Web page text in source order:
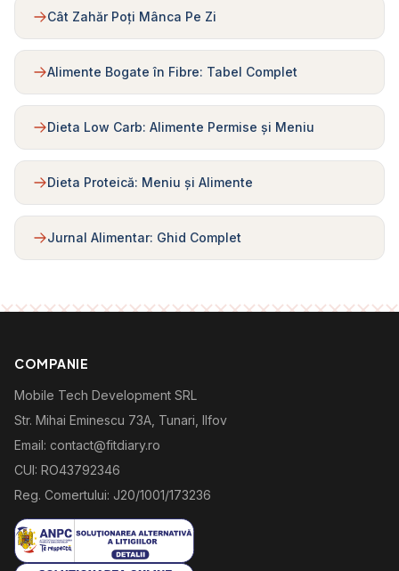
Cât Zahăr Poți Mânca Pe Zi
Alimente Bogate în Fibre: Tabel Complet
Dieta Low Carb: Alimente Permise și Meniu
Dieta Proteică: Meniu și Alimente
Jurnal Alimentar: Ghid Complet
COMPANIE
Mobile Tech Development SRL
Str. Mihai Eminescu 73A, Tunari, Ilfov
Email: contact@fitdiary.ro
CUI: RO43792346
Reg. Comertului: J20/1001/173236